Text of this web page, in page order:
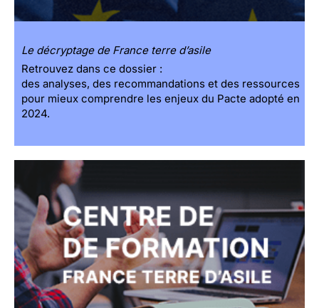
Le décryptage de France terre d’asile
Retrouvez dans ce dossier :
des analyses, des recommandations et des ressources
pour mieux comprendre les enjeux du Pacte adopté en
2024.